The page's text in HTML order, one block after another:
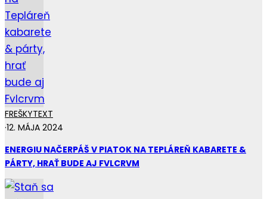
FREŠKYTEXT
·12. MÁJA 2024
ENERGIU NAČERPÁŠ V PIATOK NA TEPLÁREŇ KABARETE &
PÁRTY, HRAŤ BUDE AJ FVLCRVM